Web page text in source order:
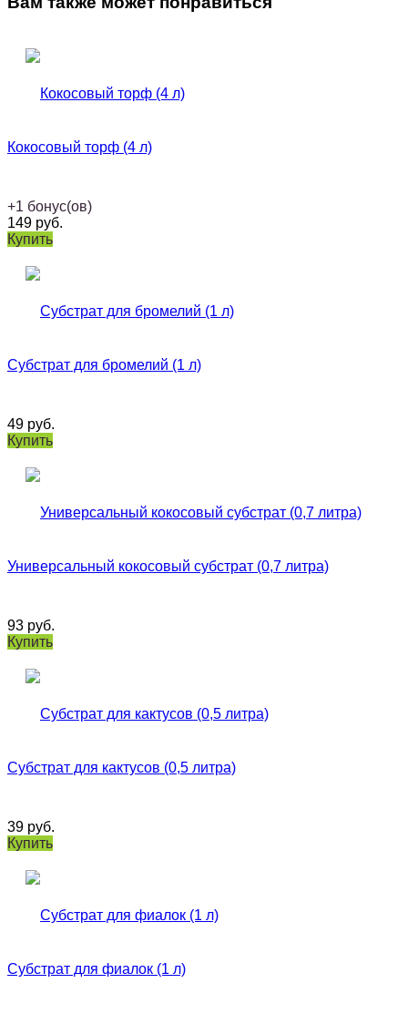
Кокосовый торф (4 л)
+1 бонус(ов)
149 руб.
Купить
Субстрат для бромелий (1 л)
49 руб.
Купить
Универсальный кокосовый субстрат (0,7 литра)
93 руб.
Купить
Субстрат для кактусов (0,5 литра)
39 руб.
Купить
Субстрат для фиалок (1 л)